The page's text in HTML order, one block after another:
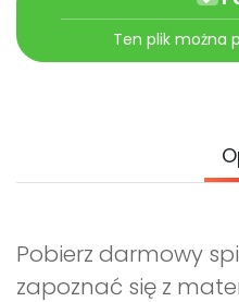
Archiwalne
Pomoc
Promocje
Ten plik można
Pobierz darmowy
zapoznać się z